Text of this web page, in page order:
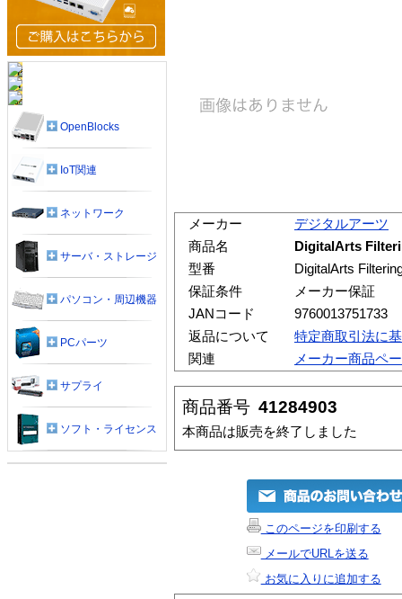
メーカー
デジタルアーツ
商品名
DigitalArts
型番
DigitalArts
保証条件
メーカー保証
JANコード
9760013751733
返品について
特定商取引法に
関連
メーカー商品ペ
商品番号 41284903
本商品は販売を終了しました
このページを印刷する
メールでURLを送る
お気に入りに追加する
OpenBlocks
IoT関連
ネットワーク
サーバ・ストレージ
パソコン・周辺機器
PCパーツ
サプライ
ソフト・ライセンス